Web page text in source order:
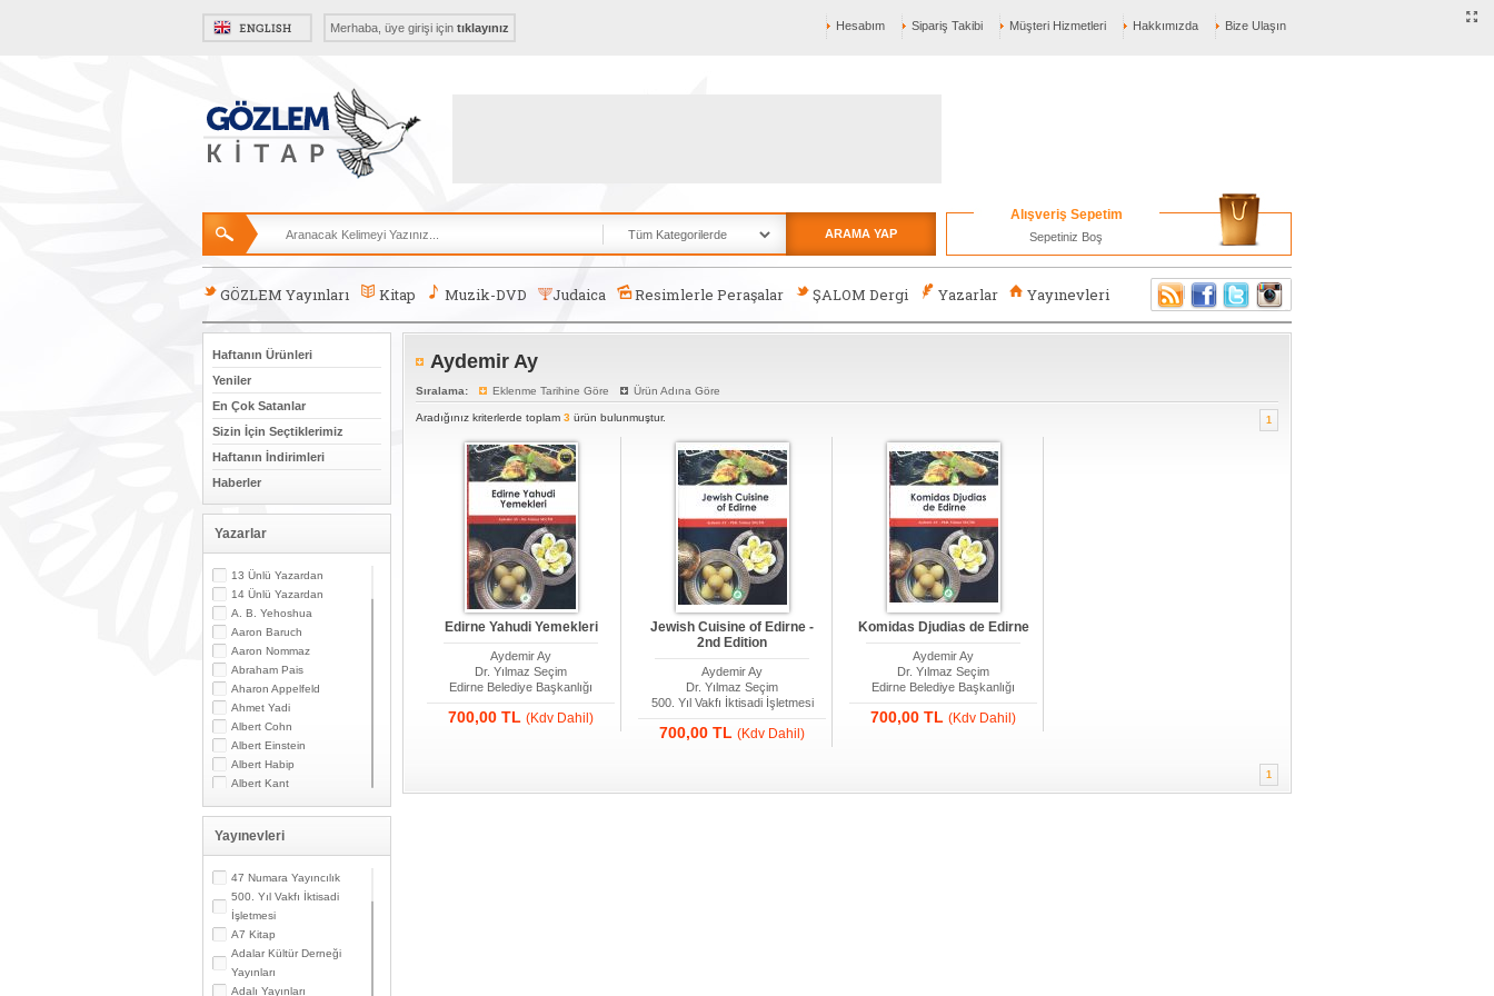
Merhaba, üye girişi için tıklayınız Bize Ulaşın
Hakkımızda
Müşteri Hizmetleri
Sipariş Takibi
Hesabım
ARAMA YAP
Alışveriş Sepetim
Sepetiniz Boş
GÖZLEM Yayınları Kitap Muzik-DVD Judaica Resimlerle Peraşalar ŞALOM Dergi Yazarlar Yayınevleri
Haftanın Ürünleri
Yeniler
En Çok Satanlar
Sizin İçin Seçtiklerimiz
Haftanın İndirimleri
Haberler
Yazarlar
13 Ünlü Yazardan
14 Ünlü Yazardan
A. B. Yehoshua
Aaron Baruch
Aaron Nommaz
Abraham Pais
Aharon Appelfeld
Ahmet Yadi
Albert Cohn
Albert Einstein
Albert Habip
Albert Kant
Albert Özsarfati
Alberto Modiano
Alessandro Marzo
Magno
Alexandre Toumarkine
Ali Güler
Alpaslan Pata
Alpay Kabacalı
Alper K. Ateş
Altan Öymen
Yayınevleri
47 Numara Yayıncılık
500. Yıl Vakfı İktisadi
İşletmesi
A7 Kitap
Adalar Kültür Derneği
Yayınları
Adalı Yayınları
Aydemir Ay
Sıralama: Eklenme Tarihine Göre Ürün Adına Göre
Aradığınız kriterlerde toplam 3 ürün bulunmuştur. 1
Edirne Yahudi Yemekleri
Aydemir Ay
Dr. Yılmaz Seçim
Edirne Belediye Başkanlığı
700,00 TL(Kdv Dahil)
Jewish Cuisine of Edirne -
2nd Edition
Aydemir Ay
Dr. Yılmaz Seçim
500. Yıl Vakfı İktisadi İşletmesi
700,00 TL(Kdv Dahil)
Komidas Djudias de Edirne
Aydemir Ay
Dr. Yılmaz Seçim
Edirne Belediye Başkanlığı
700,00 TL(Kdv Dahil)
1